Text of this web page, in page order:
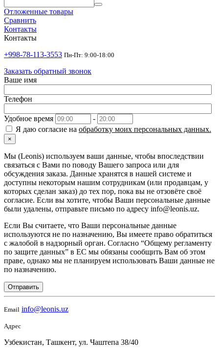
Отложенные товары
Сравнить
Контакты
Контакты
+998-78-113-3553 Пн-Пт: 9:00-18:00
Заказать обратный звонок
Ваше имя
Телефон
Удобное время
-
Я даю согласие на обработку моих персональных данных.
×
Мы (Leonis) используем ваши данные, чтобы впоследствии
связаться с Вами по поводу Вашего запроса или для
обсуждения заказа. Данные хранятся в нашей системе и
доступны некоторым нашим сотрудникам (или продавцам, у
которых сделан заказ) до тех пор, пока вы не отзовёте своё
согласие. Если вы хотите, чтобы Ваши персональные данные
были удалены, отправьте письмо по адресу info@leonis.uz.
Если Вы считаете, что Ваши персональные данные
используются не по назначению, Вы имеете право обратиться
с жалобой в надзорный орган. Согласно “Общему регламенту
по защите данных” в ЕС мы обязаны сообщить Вам об этом
праве, однако мы не планируем использовать Ваши данные не
по назначению.
Отправить
Email info@leonis.uz
Адрес
Узбекистан, Ташкент, ул. Чаштепа 38/40